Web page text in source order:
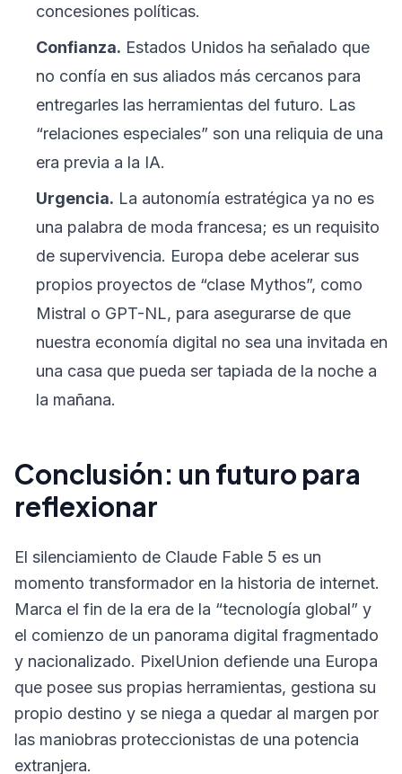
concesiones políticas.
Confianza. Estados Unidos ha señalado que
no confía en sus aliados más cercanos para
entregarles las herramientas del futuro. Las
“relaciones especiales” son una reliquia de una
era previa a la IA.
Urgencia. La autonomía estratégica ya no es
una palabra de moda francesa; es un requisito
de supervivencia. Europa debe acelerar sus
propios proyectos de “clase Mythos”, como
Mistral o GPT-NL, para asegurarse de que
nuestra economía digital no sea una invitada en
una casa que pueda ser tapiada de la noche a
la mañana.
Conclusión: un futuro para
reflexionar
El silenciamiento de Claude Fable 5 es un
momento transformador en la historia de internet.
Marca el fin de la era de la “tecnología global” y
el comienzo de un panorama digital fragmentado
y nacionalizado. PixelUnion defiende una Europa
que posee sus propias herramientas, gestiona su
propio destino y se niega a quedar al margen por
las maniobras proteccionistas de una potencia
extranjera.